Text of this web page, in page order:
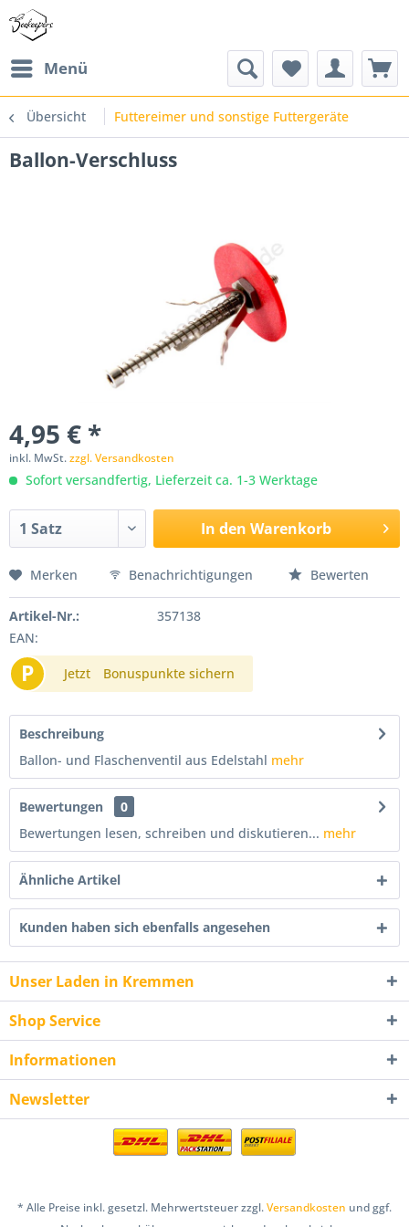
Menü
Übersicht Futtereimer und sonstige Futtergeräte
Ballon-Verschluss
4,95 € *
inkl. MwSt.zzgl. Versandkosten
Sofort versandfertig, Lieferzeit ca. 1-3 Werktage
In den Warenkorb
Merken Benachrichtigungen Bewerten
Artikel-Nr.:
357138
EAN:
P Jetzt Bonuspunkte sichern
Beschreibung
Ballon- und Flaschenventil aus Edelstahl mehr
Bewertungen
0
Bewertungen lesen, schreiben und diskutieren... mehr
Ähnliche Artikel
Kunden haben sich ebenfalls angesehen
Unser Laden in Kremmen
Shop Service
Informationen
Newsletter
* Alle Preise inkl. gesetzl. Mehrwertsteuer zzgl.Versandkosten und ggf.